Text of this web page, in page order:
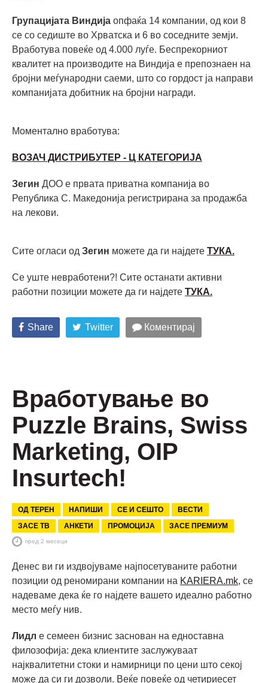
Групацијата Виндија опфаќа 14 компании, од кои 8
се со седиште во Хрватска и 6 во соседните земји.
Вработува повеќе од 4.000 луѓе. Беспрекорниот
квалитет на производите на Виндија е препознаен на
бројни меѓународни саеми, што со гордост ја направи
компанијата добитник на бројни награди.
Моментално вработува:
ВОЗАЧ ДИСТРИБУТЕР - Ц КАТЕГОРИЈА
Зегин ДОО е првата приватна компанија во
Република С. Македонија регистрирана за продажба
на лекови.
Сите огласи од Зегин можете да ги најдете ТУКА.
Се уште невработени?! Сите останати активни
работни позиции можете да ги најдете ТУКА.
Share Twitter Коментирај
Вработување во
Puzzle Brains, Swiss
Marketing, OIP
Insurtech!
ОД ТЕРЕН НАПИШИ СЕ И СЕШТО
ВЕСТИ
ЗАСЕ ТВ
АНКЕТИ ПРОМОЦИЈА ЗАСЕ ПРЕМИУМ
пред 2 месеци
Денес ви ги издвојуваме најпосетуваните работни
позиции од реномирани компании на KARIERA.mk, се
надеваме дека ќе го најдете вашето идеално работно
место меѓу нив.
Лидл е семеен бизнис заснован на едноставна
филозофија: дека клиентите заслужуваат
најквалитетни стоки и намирници по цени што секој
може да си ги дозволи. Веќе повеќе од четириесет